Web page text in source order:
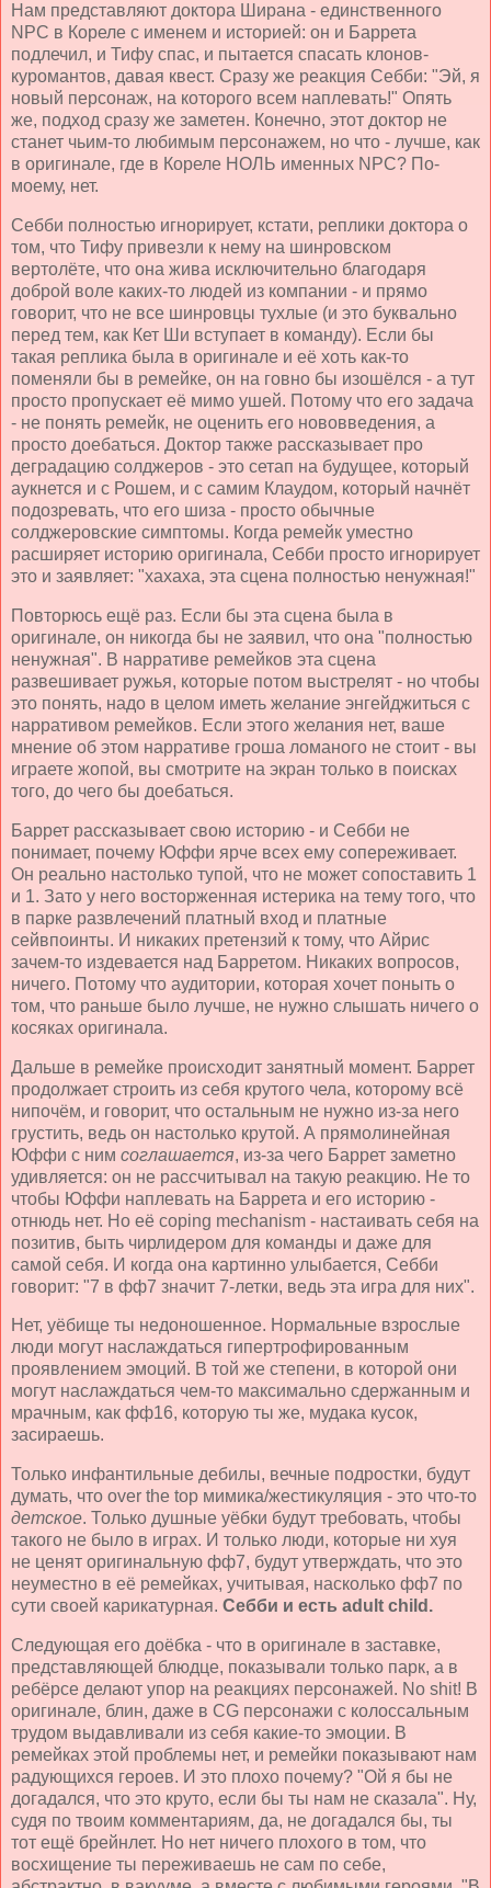
Нам представляют доктора Ширана - единственного
NPC в Кореле с именем и историей: он и Баррета
подлечил, и Тифу спас, и пытается спасать клонов-
куромантов, давая квест. Сразу же реакция Себби: "Эй, я
новый персонаж, на которого всем наплевать!" Опять
же, подход сразу же заметен. Конечно, этот доктор не
станет чьим-то любимым персонажем, но что - лучше, как
в оригинале, где в Кореле НОЛЬ именных NPC? По-
моему, нет.
Себби полностью игнорирует, кстати, реплики доктора о
том, что Тифу привезли к нему на шинровском
вертолёте, что она жива исключительно благодаря
доброй воле каких-то людей из компании - и прямо
говорит, что не все шинровцы тухлые (и это буквально
перед тем, как Кет Ши вступает в команду). Если бы
такая реплика была в оригинале и её хоть как-то
поменяли бы в ремейке, он на говно бы изошёлся - а тут
просто пропускает её мимо ушей. Потому что его задача
- не понять ремейк, не оценить его нововведения, а
просто доебаться. Доктор также рассказывает про
деградацию солджеров - это сетап на будущее, который
аукнется и с Рошем, и с самим Клаудом, который начнёт
подозревать, что его шиза - просто обычные
солджеровские симптомы. Когда ремейк уместно
расширяет историю оригинала, Себби просто игнорирует
это и заявляет: "хахаха, эта сцена полностью ненужная!"
Повторюсь ещё раз. Если бы эта сцена была в
оригинале, он никогда бы не заявил, что она "полностью
ненужная". В нарративе ремейков эта сцена
развешивает ружья, которые потом выстрелят - но чтобы
это понять, надо в целом иметь желание энгейджиться с
нарративом ремейков. Если этого желания нет, ваше
мнение об этом нарративе гроша ломаного не стоит - вы
играете жопой, вы смотрите на экран только в поисках
того, до чего бы доебаться.
Баррет рассказывает свою историю - и Себби не
понимает, почему Юффи ярче всех ему сопереживает.
Он реально настолько тупой, что не может сопоставить 1
и 1. Зато у него восторженная истерика на тему того, что
в парке развлечений платный вход и платные
сейвпоинты. И никаких претензий к тому, что Айрис
зачем-то издевается над Барретом. Никаких вопросов,
ничего. Потому что аудитории, которая хочет поныть о
том, что раньше было лучше, не нужно слышать ничего о
косяках оригинала.
Дальше в ремейке происходит занятный момент. Баррет
продолжает строить из себя крутого чела, которому всё
нипочём, и говорит, что остальным не нужно из-за него
грустить, ведь он настолько крутой. А прямолинейная
Юффи с ним соглашается, из-за чего Баррет заметно
удивляется: он не рассчитывал на такую реакцию. Не то
чтобы Юффи наплевать на Баррета и его историю -
отнюдь нет. Но её coping mechanism - настаивать себя на
позитив, быть чирлидером для команды и даже для
самой себя. И когда она картинно улыбается, Себби
говорит: "7 в фф7 значит 7-летки, ведь эта игра для них".
Нет, уёбище ты недоношенное. Нормальные взрослые
люди могут наслаждаться гипертрофированным
проявлением эмоций. В той же степени, в которой они
могут наслаждаться чем-то максимально сдержанным и
мрачным, как фф16, которую ты же, мудака кусок,
засираешь.
Только инфантильные дебилы, вечные подростки, будут
думать, что over the top мимика/жестикуляция - это что-то
детское. Только душные уёбки будут требовать, чтобы
такого не было в играх. И только люди, которые ни хуя
не ценят оригинальную фф7, будут утверждать, что это
неуместно в её ремейках, учитывая, насколько фф7 по
сути своей карикатурная. Себби и есть adult child.
Следующая его доёбка - что в оригинале в заставке,
представляющей блюдце, показывали только парк, а в
ребёрсе делают упор на реакциях персонажей. No shit! В
оригинале, блин, даже в CG персонажи с колоссальным
трудом выдавливали из себя какие-то эмоции. В
ремейках этой проблемы нет, и ремейки показывают нам
радующихся героев. И это плохо почему? "Ой я бы не
догадался, что это круто, если бы ты нам не сказала". Ну,
судя по твоим комментариям, да, не догадался бы, ты
тот ещё брейнлет. Но нет ничего плохого в том, что
восхищение ты переживаешь не сам по себе,